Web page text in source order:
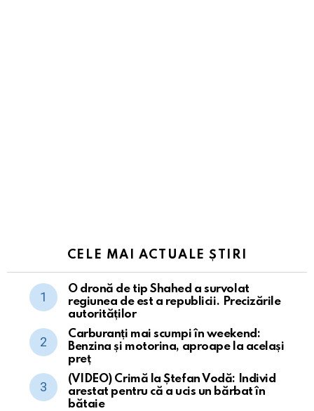
CELE MAI ACTUALE ȘTIRI
O dronă de tip Shahed a survolat
regiunea de est a republicii. Precizările
autorităților
Carburanți mai scumpi în weekend:
Benzina și motorina, aproape la același
preț
(VIDEO) Crimă la Ștefan Vodă: Individ
arestat pentru că a ucis un bărbat în
bătaie